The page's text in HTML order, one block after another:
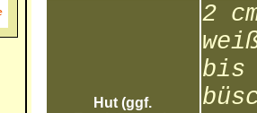
Hut (ggf.
2
bis